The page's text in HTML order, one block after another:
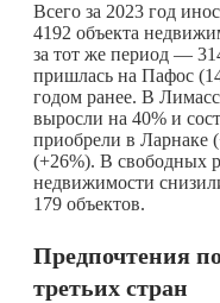
Всего за 2023 год
4192 объекта
за тот же период —
пришлась на Пафос
годом ранее. В
выросли на 40% и
приобрели в
(+26%). В свободных
недвижимости
179 объектов.
Предпочтения
третьих стран